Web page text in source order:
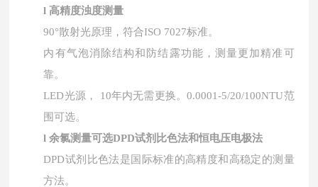
l高精度浊度测量
90°散射光原理，符合ISO 7027标准。
内有气泡消除结构和防结露功能，测量更加精准可
靠。
LED光源， 10年内无需更换。0.0001-5/20/100NTU范
围可选。
l余氯测量可选DPD试剂比色法和恒电压电极法
DPD试剂比色法是国际标准的高精度和高稳定的测量
方法。